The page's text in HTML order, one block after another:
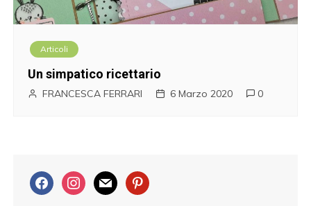
Articoli
Un simpatico ricettario
FRANCESCA FERRARI 6 Marzo 2020 0
f
a
i
n
m
a
p